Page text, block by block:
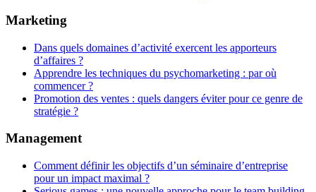
Marketing
Dans quels domaines d’activité exercent les apporteurs
d’affaires ?
Apprendre les techniques du psychomarketing : par où
commencer ?
Promotion des ventes : quels dangers éviter pour ce genre de
stratégie ?
Management
Comment définir les objectifs d’un séminaire d’entreprise
pour un impact maximal ?